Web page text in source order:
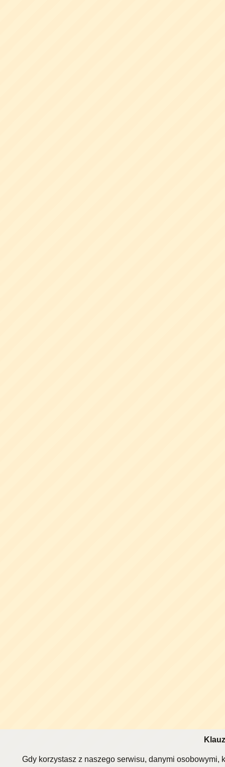
Gdy korzystasz z naszego serwisu, danymi osobowymi,